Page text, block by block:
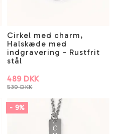
Cirkel med charm,
Halskæde med
indgravering - Rustfrit
stål
539 DKK
489 DKK
- 9%